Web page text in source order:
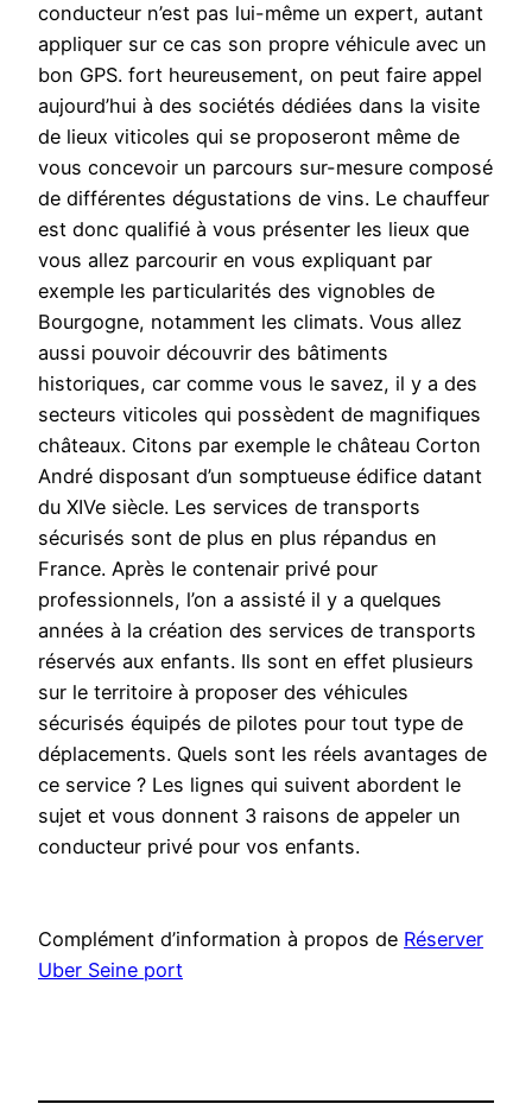
conducteur n’est pas lui-même un expert, autant
appliquer sur ce cas son propre véhicule avec un
bon GPS. fort heureusement, on peut faire appel
aujourd’hui à des sociétés dédiées dans la visite
de lieux viticoles qui se proposeront même de
vous concevoir un parcours sur-mesure composé
de différentes dégustations de vins. Le chauffeur
est donc qualifié à vous présenter les lieux que
vous allez parcourir en vous expliquant par
exemple les particularités des vignobles de
Bourgogne, notamment les climats. Vous allez
aussi pouvoir découvrir des bâtiments
historiques, car comme vous le savez, il y a des
secteurs viticoles qui possèdent de magnifiques
châteaux. Citons par exemple le château Corton
André disposant d’un somptueuse édifice datant
du XIVe siècle. Les services de transports
sécurisés sont de plus en plus répandus en
France. Après le contenair privé pour
professionnels, l’on a assisté il y a quelques
années à la création des services de transports
réservés aux enfants. Ils sont en effet plusieurs
sur le territoire à proposer des véhicules
sécurisés équipés de pilotes pour tout type de
déplacements. Quels sont les réels avantages de
ce service ? Les lignes qui suivent abordent le
sujet et vous donnent 3 raisons de appeler un
conducteur privé pour vos enfants.
Complément d’information à propos de Réserver
Uber Seine port